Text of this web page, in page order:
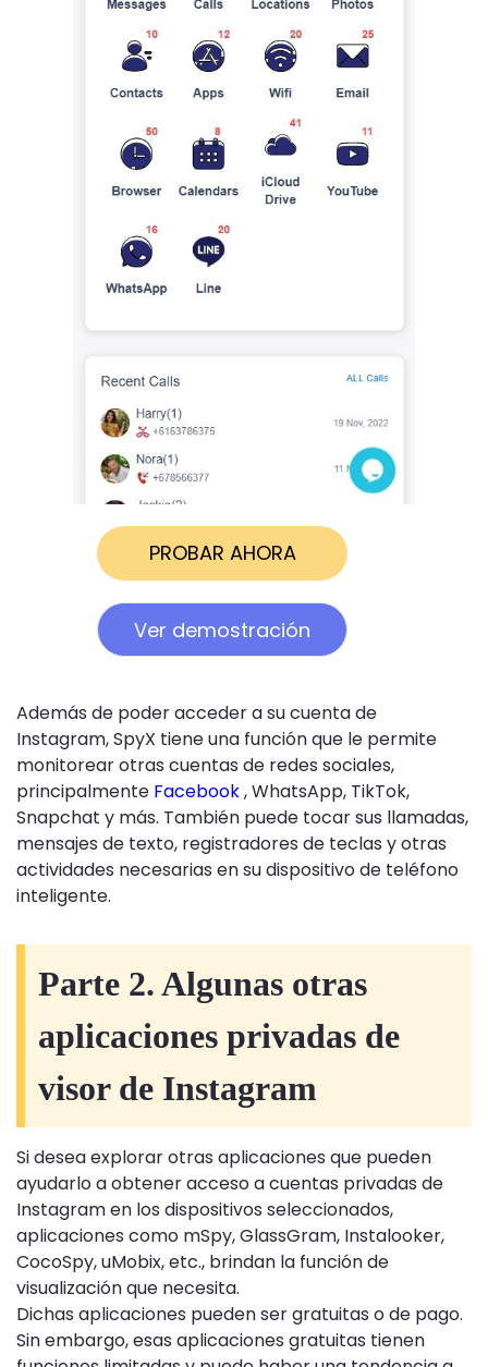
PROBAR AHORA
Ver demostración
Además de poder acceder a su cuenta de
Instagram, SpyX tiene una función que le permite
monitorear otras cuentas de redes sociales,
principalmente Facebook, WhatsApp, TikTok,
Snapchat y más. También puede tocar sus llamadas,
mensajes de texto, registradores de teclas y otras
actividades necesarias en su dispositivo de teléfono
inteligente.
Parte 2. Algunas otras
aplicaciones privadas de
visor de Instagram
Si desea explorar otras aplicaciones que pueden
ayudarlo a obtener acceso a cuentas privadas de
Instagram en los dispositivos seleccionados,
aplicaciones como mSpy, GlassGram, Instalooker,
CocoSpy, uMobix, etc., brindan la función de
visualización que necesita.
Dichas aplicaciones pueden ser gratuitas o de pago.
Sin embargo, esas aplicaciones gratuitas tienen